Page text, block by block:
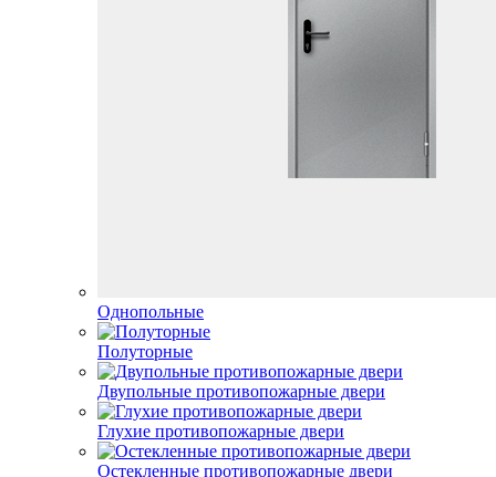
Однопольные
Полуторные
Двупольные противопожарные двери
Глухие противопожарные двери
Остекленные противопожарные двери